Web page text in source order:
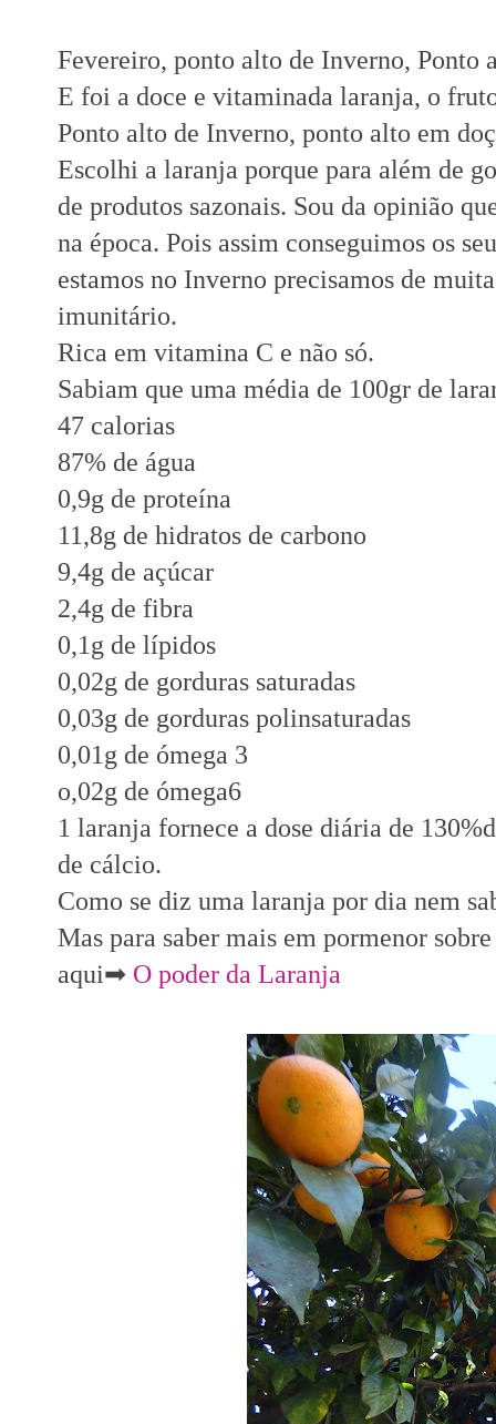
Fevereiro, ponto alto de Inverno, Ponto
E foi a doce e vitaminada laranja, o
Ponto alto de Inverno, ponto alto em
Escolhi a laranja porque para além de
de produtos sazonais. Sou da opinião
na época. Pois assim conseguimos os
estamos no Inverno precisamos de
imunitário.
Rica em vitamina C e não só.
Sabiam que uma média de 100gr de
47 calorias
87% de água
0,9g de proteína
11,8g de hidratos de carbono
9,4g de açúcar
2,4g de fibra
0,1g de lípidos
0,02g de gorduras saturadas
0,03g de gorduras polinsaturadas
0,01g de ómega 3
o,02g de ómega6
1 laranja fornece a dose diária de
de cálcio.
Como se diz uma laranja por dia nem
Mas para saber mais em pormenor
aqui➡ O poder da Laranja